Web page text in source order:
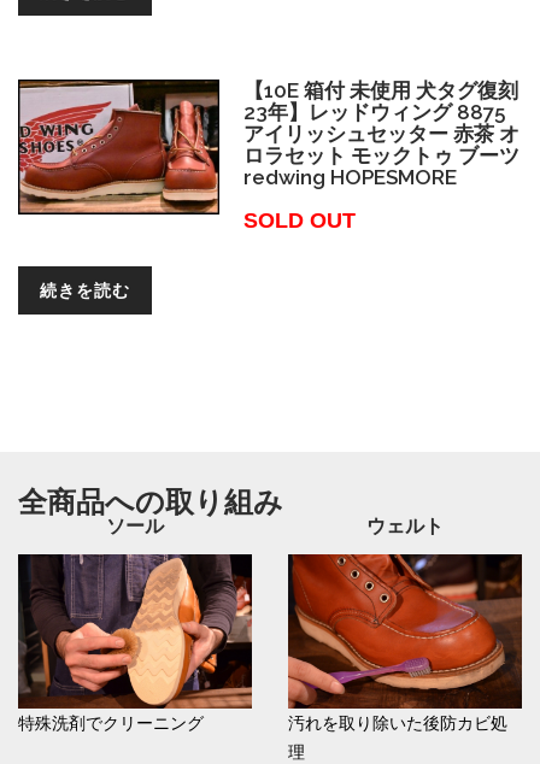
【10E 箱付 未使用 犬タグ復刻
23年】レッドウィング 8875
アイリッシュセッター 赤茶 オ
ロラセット モックトゥ ブーツ
redwing HOPESMORE
SOLD OUT
続きを読む
全商品への取り組み
ソール
特殊洗剤でクリーニング
ウェルト
汚れを取り除いた後防カビ処
理